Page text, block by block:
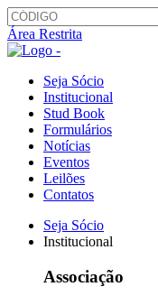
Área Restrita
Seja Sócio
Institucional
Stud Book
Formulários
Notícias
Eventos
Leilões
Contatos
Seja Sócio
Institucional
Associação